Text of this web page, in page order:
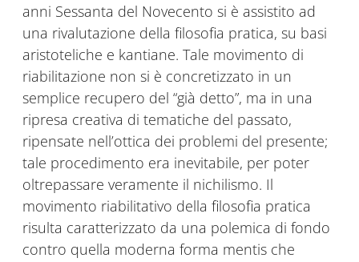
anni Sessanta del Novecento si è assistito ad
una rivalutazione della filosofia pratica, su basi
aristoteliche e kantiane. Tale movimento di
riabilitazione non si è concretizzato in un
semplice recupero del “già detto”, ma in una
ripresa creativa di tematiche del passato,
ripensate nell’ottica dei problemi del presente;
tale procedimento era inevitabile, per poter
oltrepassare veramente il nichilismo. Il
movimento riabilitativo della filosofia pratica
risulta caratterizzato da una polemica di fondo
contro quella moderna forma mentis che